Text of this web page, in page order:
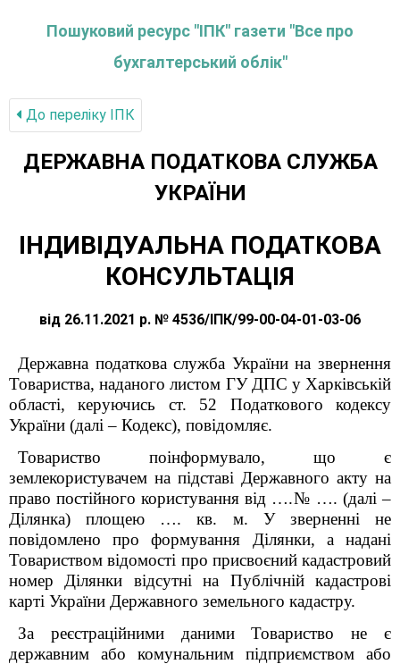
Пошуковий ресурс "ІПК" газети "Все про
бухгалтерський облік"
До переліку IПК
ДЕРЖАВНА ПОДАТКОВА СЛУЖБА
УКРАЇНИ
ІНДИВІДУАЛЬНА ПОДАТКОВА
КОНСУЛЬТАЦІЯ
від 26.11.2021 р. № 4536/ІПК/99-00-04-01-03-06
Державна податкова служба України на звернення
Товариства, наданого листом ГУ ДПС у Харківській
області, керуючись ст. 52 Податкового кодексу
України (далі – Кодекс), повідомляє.
Товариство поінформувало, що є
землекористувачем на підставі Державного акту на
право постійного користування від ….№ …. (далі –
Ділянка) площею …. кв. м. У зверненні не
повідомлено про формування Ділянки, а надані
Товариством відомості про присвоєний кадастровий
номер Ділянки відсутні на Публічній кадастрові
карті України Державного земельного кадастру.
За реєстраційними даними Товариство не є
державним або комунальним підприємством або